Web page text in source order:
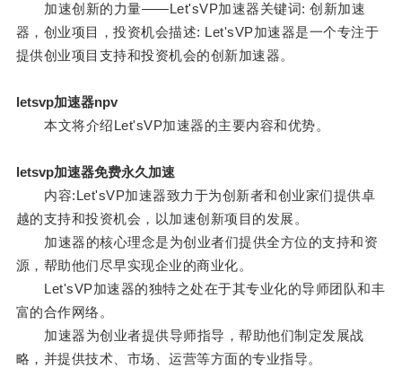
加速创新的力量——Let'sVP加速器关键词: 创新加速
器，创业项目，投资机会描述: Let'sVP加速器是一个专注于
提供创业项目支持和投资机会的创新加速器。
letsvp加速器npv
本文将介绍Let'sVP加速器的主要内容和优势。
letsvp加速器免费永久加速
内容:Let'sVP加速器致力于为创新者和创业家们提供卓
越的支持和投资机会，以加速创新项目的发展。
加速器的核心理念是为创业者们提供全方位的支持和资
源，帮助他们尽早实现企业的商业化。
Let'sVP加速器的独特之处在于其专业化的导师团队和丰
富的合作网络。
加速器为创业者提供导师指导，帮助他们制定发展战
略，并提供技术、市场、运营等方面的专业指导。